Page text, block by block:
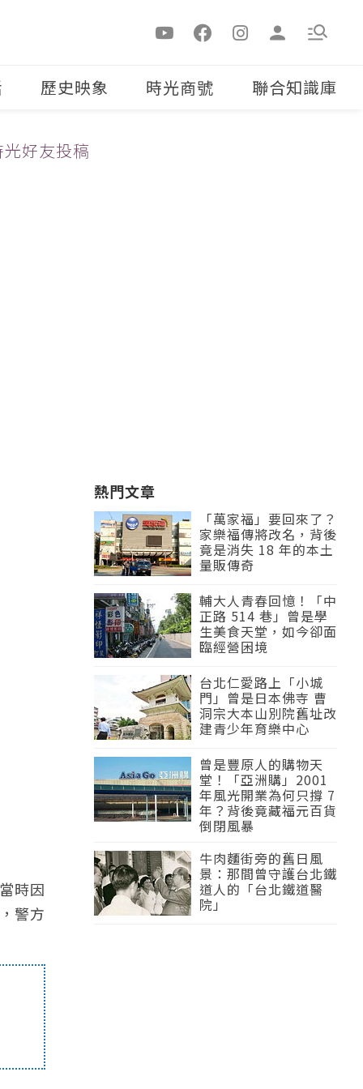
歷史映象 時光商號 聯合知識庫
好友投稿
時因
警方
熱門文章
「萬家福」要回來了？
家樂福傳將改名，背後
竟是消失 18 年的本土
量販傳奇
輔大人青春回憶！「中
正路 514 巷」曾是學
生美食天堂，如今卻面
臨經營困境
台北仁愛路上「小城
門」曾是日本佛寺 曹
洞宗大本山別院舊址改
建青少年育樂中心
曾是豐原人的購物天
堂！「亞洲購」2001
年風光開業為何只撐 7
年？背後竟藏福元百貨
倒閉風暴
牛肉麵街旁的舊日風
景：那間曾守護台北鐵
道人的「台北鐵道醫
院」